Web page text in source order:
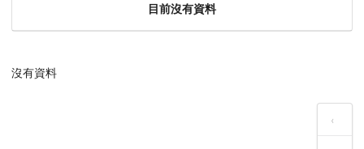
目前沒有資料
沒有資料
‹